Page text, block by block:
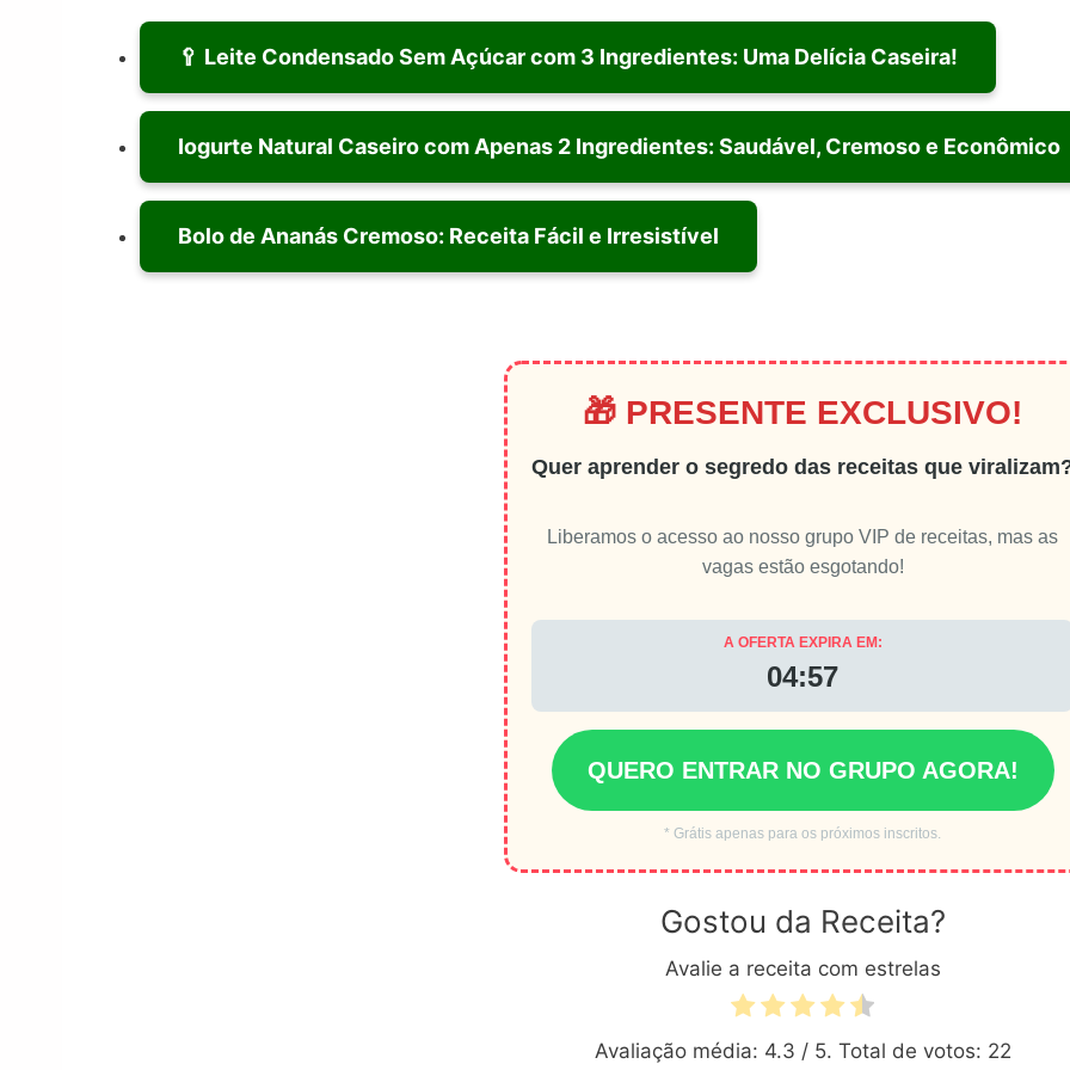
🥄 Leite Condensado Sem Açúcar com 3 Ingredientes: Uma Delícia Caseira!
Iogurte Natural Caseiro com Apenas 2 Ingredientes: Saudável, Cremoso e Econômico
Bolo de Ananás Cremoso: Receita Fácil e Irresistível
🎁 PRESENTE EXCLUSIVO!
Quer aprender o segredo das receitas que
Liberamos o acesso ao nosso grupo VIP de receitas, mas as
vagas estão esgotando!
A OFERTA EXPIRA EM:
04:55
QUERO ENTRAR NO GRUPO AGORA!
* Grátis apenas para os próximos inscritos.
Gostou da Receita?
Avalie a receita com estrelas
Avaliação média: 4.3 / 5. Total de votos: 22